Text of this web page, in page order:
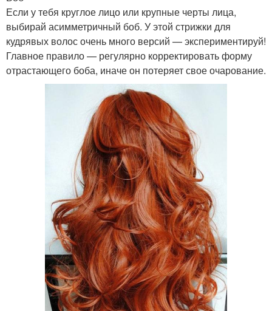
Если у тебя круглое лицо или крупные черты лица,
выбирай асимметричный боб. У этой стрижки для
кудрявых волос очень много версий — экспериментируй!
Главное правило — регулярно корректировать форму
отрастающего боба, иначе он потеряет свое очарование.